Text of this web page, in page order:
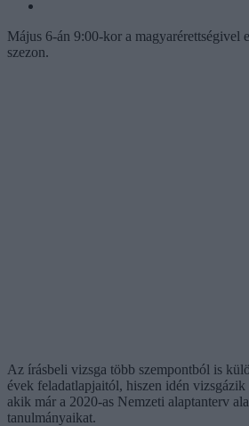
Május 6-án 9:00-kor a magyarérettségivel
szezon.
Az írásbeli vizsga több szempontból is
évek feladatlapjaitól, hiszen idén
akik már a 2020-as Nemzeti alaptanterv
tanulmányaikat.